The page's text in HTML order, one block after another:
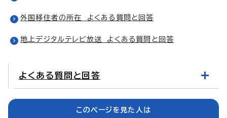
外国移住者の所在 よくある質問と回答
地上デジタルテレビ放送 よくある質問と回答
よくある質問と回答
このページを見た人は